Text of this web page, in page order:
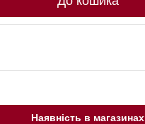
Наявність в магазинах